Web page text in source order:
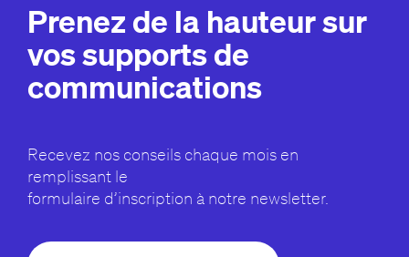
Prenez de la hauteur sur
vos supports de
communications
Recevez nos conseils chaque mois en
remplissant le
formulaire d’inscription à notre newsletter.